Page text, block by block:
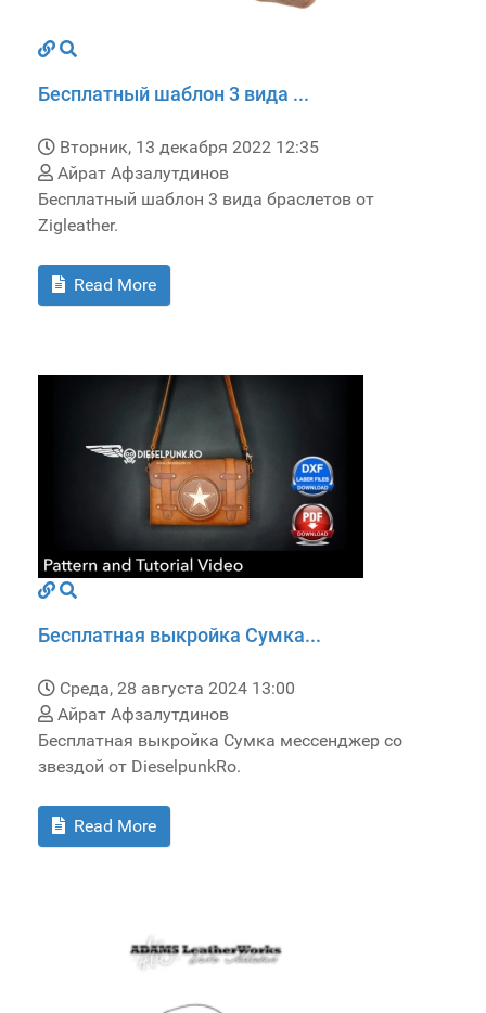
Бесплатный шаблон 3 вида ...
Вторник, 13 декабря 2022 12:35
Айрат Афзалутдинов
Бесплатный шаблон 3 вида браслетов от
Zigleather.
Read More
Бесплатная выкройка Сумка...
Среда, 28 августа 2024 13:00
Айрат Афзалутдинов
Бесплатная выкройка Сумка мессенджер со
звездой от DieselpunkRo.
Read More